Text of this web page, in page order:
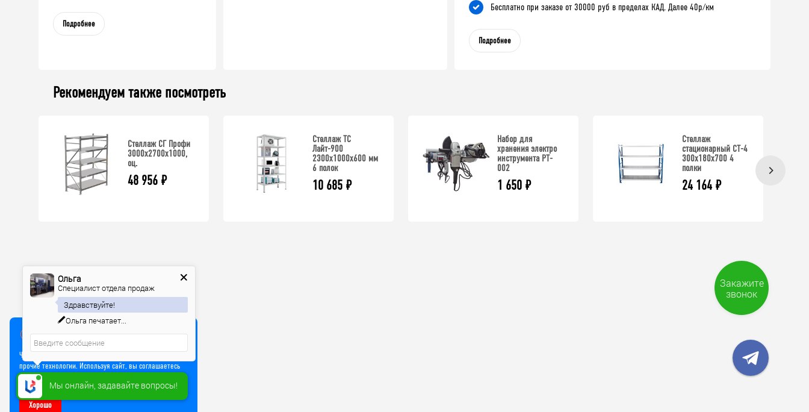
Подробнее
Бесплатно при заказе от 30000 руб в пределах КАД. Далее 40р/км
Подробнее
Рекомендуем также посмотреть
Стеллаж СГ Профи
3000х2700х1000,
оц.
48 956 ₽
Стеллаж ТС
Лайт-900
2300х1000х600 мм
6 полок
10 685 ₽
Набор для
хранения электро
инструмента PT-
002
1 650 ₽
Стеллаж
стационарный СТ-4
300x180x700 4
полки
24 164 ₽
Мы используем куки
Чтобы улучшить работу сайта, мы используем Cookie и
прочие технологии. Используя сайт, вы соглашаетесь
на обработку файлов Cookie
Хорошо
Закажите
звонок
Мы онлайн, задавайте вопросы!
Ольга
Специалист отдела продаж
Здравствуйте!
Ольга печатает...